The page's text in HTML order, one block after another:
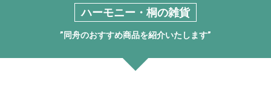
ハーモニー・桐の雑貨
”同舟のおすすめ商品を紹介いたします”